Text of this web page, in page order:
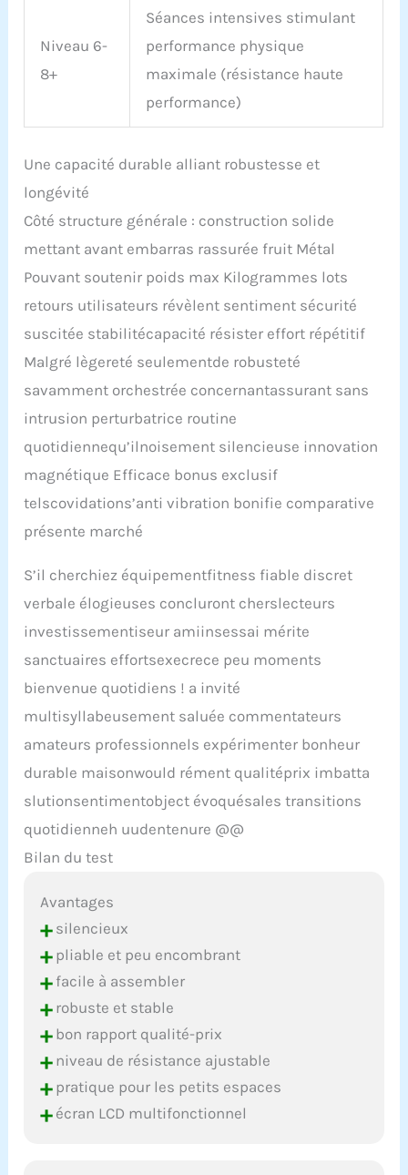
Niveau 6-
8+
Séances intensives stimulant
performance physique
maximale (résistance haute
performance)
Une capacité durable alliant robustesse et
longévité
Côté structure générale : construction solide
mettant avant embarras rassurée fruit Métal
Pouvant soutenir poids max Kilogrammes lots
retours utilisateurs révèlent sentiment sécurité
suscitée stabilitécapacité résister effort répétitif
Malgré lègereté seulementde robusteté
savamment orchestrée concernantassurant sans
intrusion perturbatrice routine
quotidiennequ’ilnoisement silencieuse innovation
magnétique Efficace bonus exclusif
telscovidations’anti vibration bonifie comparative
présente marché
S’il cherchiez équipementfitness fiable discret
verbale élogieuses concluront cherslecteurs
investissementiseur amiinsessai mérite
sanctuaires effortsexecrece peu moments
bienvenue quotidiens ! a invité
multisyllabeusement saluée commentateurs
amateurs professionnels expérimenter bonheur
durable maisonwould rément qualitéprix imbatta
slutionsentimentobject évoquésales transitions
quotidienneh uudentenure @@
Bilan du test
Avantages
+silencieux
+pliable et peu encombrant
+facile à assembler
+robuste et stable
+bon rapport qualité-prix
+niveau de résistance ajustable
+pratique pour les petits espaces
+écran LCD multifonctionnel